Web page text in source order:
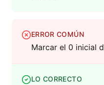
ERROR COMÚN
Marcar el 0 inicial
LO CORRECTO